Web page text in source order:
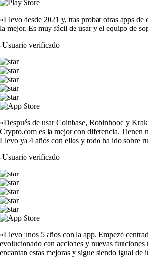
«Llevo desde 2021 y, tras probar otras apps de
la mejor. Es muy fácil de usar y el equipo de
-Usuario verificado
«Después de usar Coinbase, Robinhood y
Crypto.com es la mejor con diferencia. Tienen
Llevo ya 4 años con ellos y todo ha ido sobre
-Usuario verificado
«Llevo unos 5 años con la app. Empezó
evolucionado con acciones y nuevas funciones
encantan estas mejoras y sigue siendo igual de